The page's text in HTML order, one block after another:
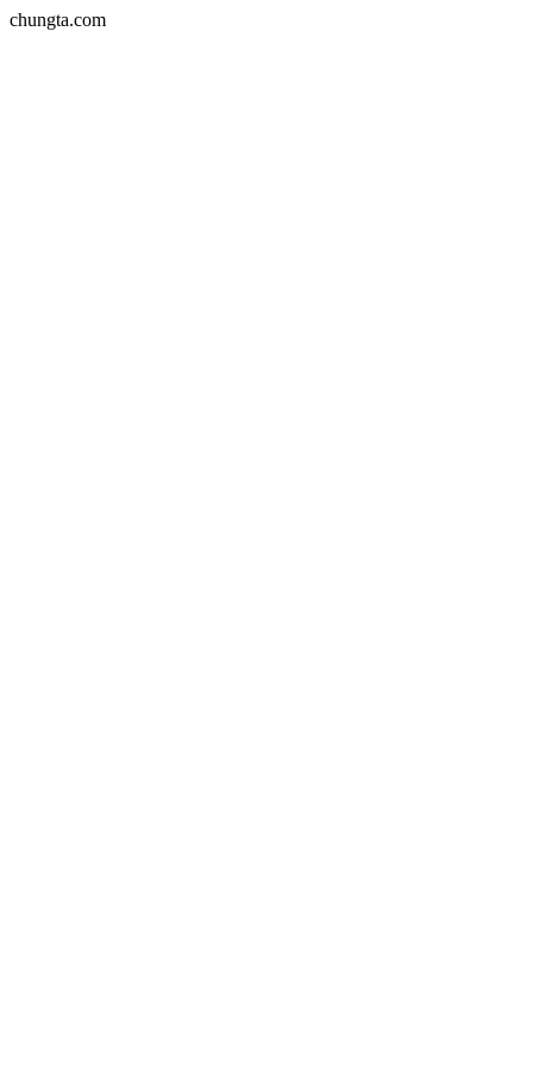
chungta.com